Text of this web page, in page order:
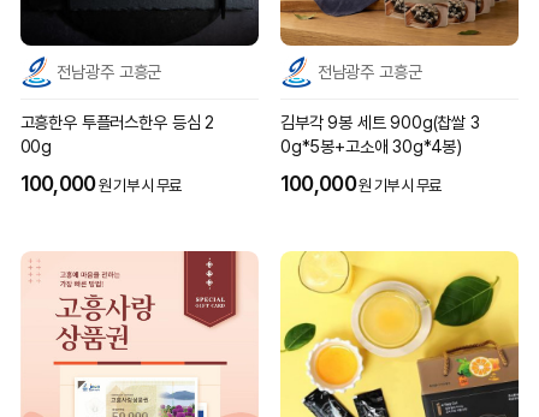
전남광주 고흥군
고흥한우 투플러스한우 등심 2
00g
100,000원 기부 시 무료
전남광주 고흥군
김부각 9봉 세트 900g(찹쌀 3
0g*5봉+고소애 30g*4봉)
100,000원 기부 시 무료